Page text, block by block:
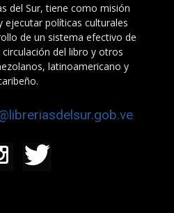
del Sur, tiene como misión
ejecutar políticas culturales
de un sistema efectivo de
del libro y otros
latinoamericano y